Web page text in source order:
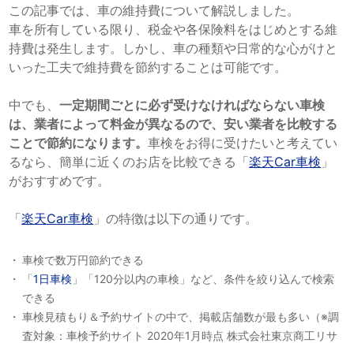
この記事では、車の維持費について解説しました。
車を所有している限り、税金や各保険料をはじめとする維
持費は発生します。しかし、車の種類や日常的な心がけと
いった工夫で維持費を節約することは可能です。
中でも、一定期間ごとに必ず受けなければならない車検
は、業者によって料金が異なるので、安い業者を比較する
ことで節約になります。車検をお得に受けたいと考えてい
るなら、簡単に近くのお店を比較できる「楽天Car車検 」
がおすすめです。
「楽天Car車検 」の特徴は以下の通りです。
車検で数万円節約できる
「1日車検 」「120分以内の車検」など、条件を絞り込んで検索
できる
車検見積もり＆予約サイトの中で、掲載店舗数が最も多い（※調
査対象：車検予約サイト 2020年1月時点 株式会社東京商工リサ